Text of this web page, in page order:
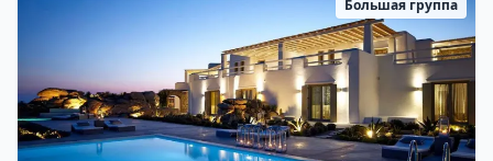
Большая группа